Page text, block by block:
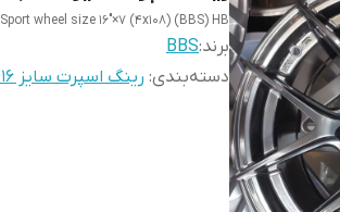
Sport wheel size 16"×۷ ‌(4x108) (BBS) HB
برند:BBS
دسته‌بندی: رینگ اسپرت سایز ۱۶ (BBS)